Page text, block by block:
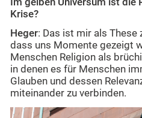
Krise?
Heger: Das ist mir als These
dass uns Momente gezeigt
Menschen Religion als
in denen es für Menschen
Glauben und dessen
miteinander zu verbinden.